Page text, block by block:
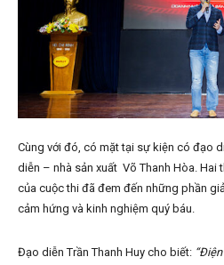
Cùng với đó, có mặt tại sự kiện có đạo
diễn – nhà sản xuất Võ Thanh Hòa. Hai
của cuộc thi đã đem đến những phần
cảm hứng và kinh nghiệm quý báu.
Đạo diễn Trần Thanh Huy cho biết: